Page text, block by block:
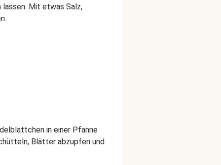
lassen. Mit etwas Salz,
in einer Pfanne
Blätter abzupfen und